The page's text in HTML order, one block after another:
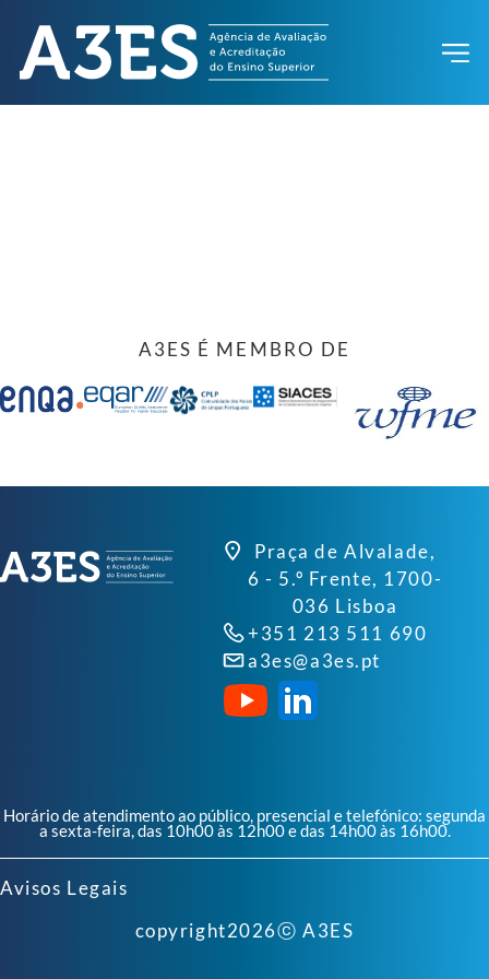
A3ES É MEMBRO DE
Praça de Alvalade,
6 - 5.º Frente, 1700-
036 Lisboa
+351 213 511 690
a3es@a3es.pt
Horário de atendimento ao público, presencial e telefónico: segunda
a sexta-feira, das 10h00 às 12h00 e das 14h00 às 16h00.
Avisos Legais
copyright2026ⓒ A3ES